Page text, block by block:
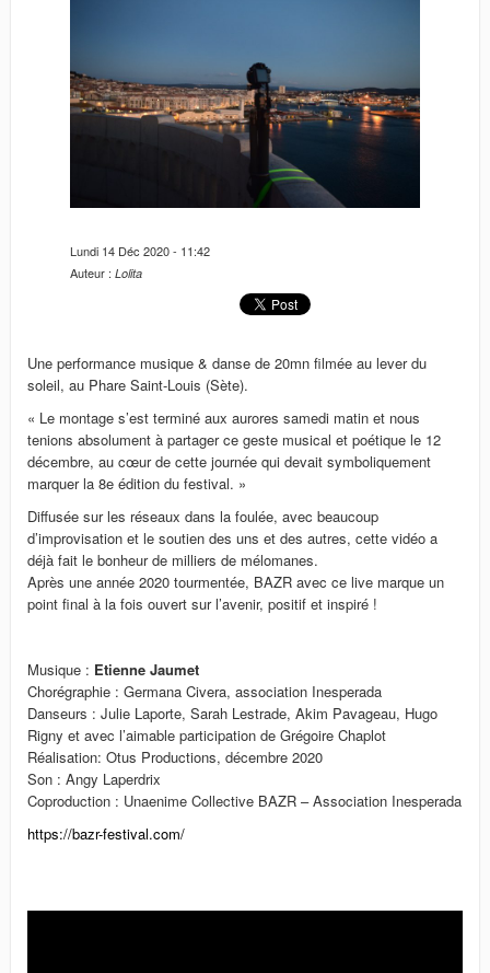
Lundi 14 Déc 2020 - 11:42
Auteur : Lolita
Une performance musique & danse de 20mn filmée au lever du
soleil, au Phare Saint-Louis (Sète).
« Le montage s’est terminé aux aurores samedi matin et nous
tenions absolument à partager ce geste musical et poétique le 12
décembre, au cœur de cette journée qui devait symboliquement
marquer la 8e édition du festival. »
Diffusée sur les réseaux dans la foulée, avec beaucoup
d’improvisation et le soutien des uns et des autres, cette vidéo a
déjà fait le bonheur de milliers de mélomanes.
Après une année 2020 tourmentée, BAZR avec ce live marque un
point final à la fois ouvert sur l’avenir, positif et inspiré !
Musique : Etienne Jaumet
Chorégraphie : Germana Civera, association Inesperada
Danseurs : Julie Laporte, Sarah Lestrade, Akim Pavageau, Hugo
Rigny et avec l’aimable participation de Grégoire Chaplot
Réalisation: Otus Productions, décembre 2020
Son : Angy Laperdrix
Coproduction : Unaenime Collective BAZR – Association Inesperada
https://bazr-festival.com/